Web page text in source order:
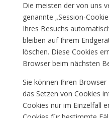
Die meisten der von uns
genannte „Session-
Ihres Besuchs
bleiben auf Ihrem
löschen. Diese Cookies
Browser beim nächsten
Sie können Ihren
das Setzen von Cookies
Cookies nur im Einzelfall